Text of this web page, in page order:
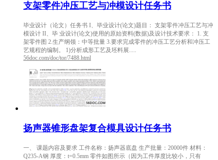
支架零件冲压工艺与冲模设计任务书
毕业设计（论文）任务书 I、毕业设计(论文)题目： 支架零件冲压工艺与冲
模设计 II、毕 业设计(论文)使用的原始资料(数据)及设计技术要求： 1. 支
架零件图 2.生产纲领：中等批量 3.要求完成零件的冲压工艺分析和冲压工
艺规程的编制。 1)分析成形工艺及坯料展.....
56doc.com/doc/tor/7488.html
扬声器锥形盘架复合模具设计任务书
一、 课题内容及要求 工件名称：扬声器底盘 生产批量：20000件 材料：
Q235-A钢 厚度：t=0.5mm 零件如图所示（因为工件厚度比较小，只有